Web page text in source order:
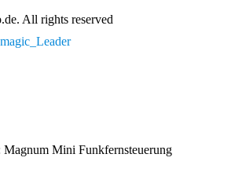
All rights reserved
Mini Funkfernsteuerung